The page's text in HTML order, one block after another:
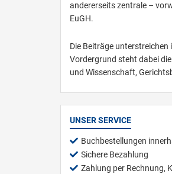
andererseits zentrale –
EuGH.
Die Beiträge
Vordergrund steht dabei
und Wissenschaft,
UNSER SERVICE
Buchbestellungen
Sichere Bezahlung
Zahlung per Rechnung,